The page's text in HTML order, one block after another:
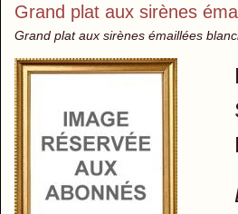
Grand plat aux sirènes
Grand plat aux sirènes émaillées